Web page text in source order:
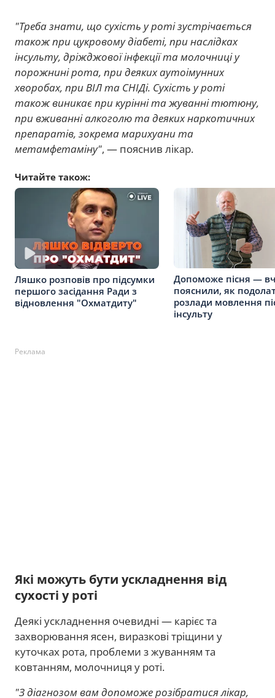
"Треба знати, що сухість у роті зустрічається
також при цукровому діабеті, при наслідках
інсульту, дріжджової інфекції та молочниці у
порожнині рота, при деяких аутоімунних
хворобах, при ВІЛ та СНІДі. Сухість у роті
також виникає при курінні та жуванні тютюну,
при вживанні алкоголю та деяких наркотичних
препаратів, зокрема марихуани та
метамфетаміну", — пояснив лікар.
Читайте також:
Ляшко розповів про підсумки
першого засідання Ради з
відновлення "Охматдиту"
Допоможе пісня —
пояснили, як
розлади мовлення
інсульту
Реклама
Які можуть бути ускладнення від
сухості у роті
Деякі ускладнення очевидні — карієс та
захворювання ясен, виразкові тріщини у
куточках рота, проблеми з жуванням та
ковтанням, молочниця у роті.
"З діагнозом вам допоможе розібратися лікар,